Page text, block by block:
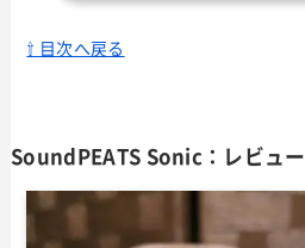
⇧ 目次へ戻る
SoundPEATS Sonic：レビュー